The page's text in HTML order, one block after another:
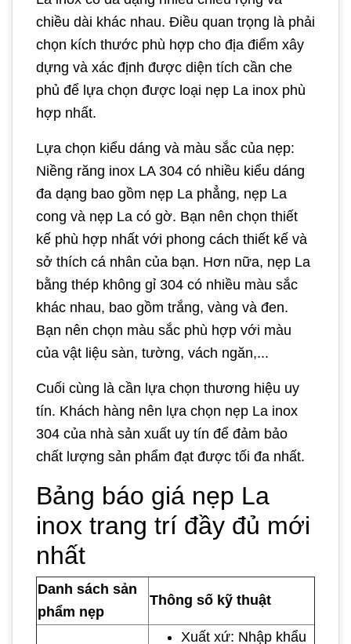
chiều dài khác nhau. Điều quan trọng là phải
chọn kích thước phù hợp cho địa điểm xây
dựng và xác định được diện tích cần che
phủ để lựa chọn được loại nẹp La inox phù
hợp nhất.
Lựa chọn kiểu dáng và màu sắc của nẹp:
Niềng răng inox LA 304 có nhiều kiểu dáng
đa dạng bao gồm nẹp La phẳng, nẹp La
cong và nẹp La có gờ. Bạn nên chọn thiết
kế phù hợp nhất với phong cách thiết kế và
sở thích cá nhân của bạn. Hơn nữa, nẹp La
bằng thép không gỉ 304 có nhiều màu sắc
khác nhau, bao gồm trắng, vàng và đen.
Bạn nên chọn màu sắc phù hợp với màu
của vật liệu sàn, tường, vách ngăn,...
Cuối cùng là cần lựa chọn thương hiệu uy
tín. Khách hàng nên lựa chọn nẹp La inox
304 của nhà sản xuất uy tín để đảm bảo
chất lượng sản phẩm đạt được tối đa nhất.
Bảng báo giá nẹp La
inox trang trí đầy đủ mới
nhất
Danh sách sản
phẩm nẹp
Thông số kỹ thuật
Xuất xứ: Nhập khẩu